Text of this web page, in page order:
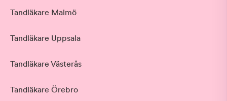
Tandläkare Malmö
Tandläkare Uppsala
Tandläkare Västerås
Tandläkare Örebro